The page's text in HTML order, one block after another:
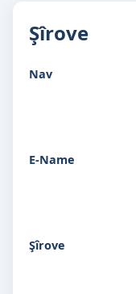
Şîrove
Nav
E-Name
Şîrove